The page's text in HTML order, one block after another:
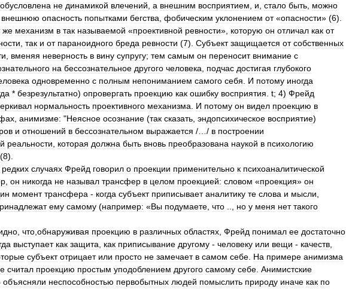
обусловлена не динамикой влечений а внешним восприятием и стало быть можно
внешнюю опасность попытками бегства фобическим уклонением от«опасности» (6).
же механизм в так называемой «проективной ревности», которую он отличал как от
так и от параноидного бреда ревности (7). Субъект защищается от собственных
вменяя неверность в вину супругу; тем самым он переносит внимание с
на бессознательное другого человека подчас достигая глубокого
одновременно с полным непониманием самого себя И потому иногда
* безрезультатно) опровергать проекцию как ошибку восприятия t; 4) Фрейд
нормальность проективного механизма И потому он видел проекцию в
анимизме: "Неясное осознание (так сказать эндопсихическое восприятие)
и отношений в бессознательном выражается /…/ в построении
реальности которая должна быть вновь преобразована наукой в психологию
8).
редких случаях Фрейд говорил о проекции применительно к психоаналитической
он никогда не называл трансфер в целом проекцией: словом «проекция» он
момент трансфера - когда субъект приписывает аналитику те слова и мысли
ему самому (например: «Вы подумаете что но у меня нет такого
что обнаруживая проекцию в различных областях Фрейд понимал ее достаточно
выступает как защита как приписывание другому - человеку или вещи - качеств
субъект отрицает или просто не замечает в самом себе На примере анимизма
считал проекцию простым уподоблением другого самому себе Анимистские
объясняли неспособностью первобытных людей помыслить природу иначе как по